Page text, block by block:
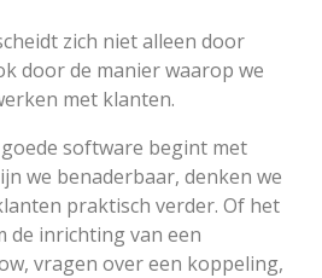
zich niet alleen door
door de manier waarop we
met klanten.
software begint met
we benaderbaar, denken we
praktisch verder. Of het
de inrichting van een
vragen over een koppeling,